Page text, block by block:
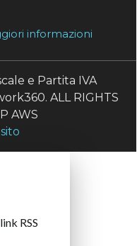
informazioni
e Partita IVA
ALL RIGHTS
AWS
RSS